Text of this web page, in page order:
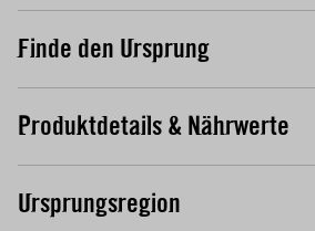
Finde den Ursprung
Produktdetails & Nährwerte
Ursprungsregion